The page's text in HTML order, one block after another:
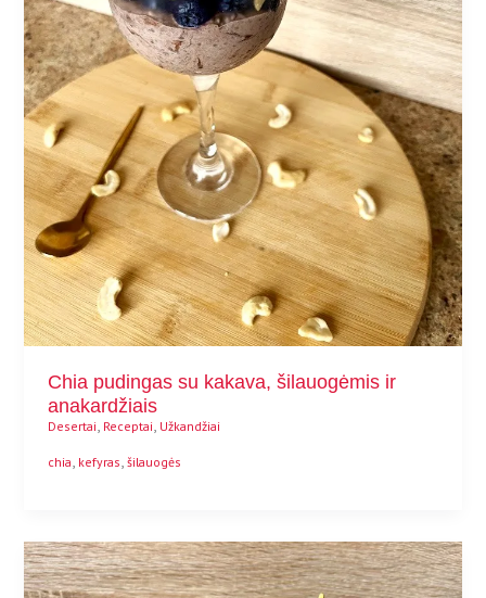
Chia pudingas su kakava, šilauogėmis ir
anakardžiais
Desertai Receptai Užkandžiai
chia, kefyras,šilauogės